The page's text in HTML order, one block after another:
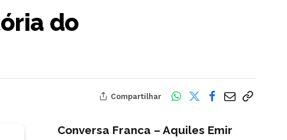
do
Compartilhar
Conversa Franca – Aquiles Emir